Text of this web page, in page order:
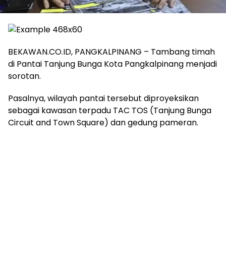
BEKAWAN.CO.ID, PANGKALPINANG – Tambang timah
di Pantai Tanjung Bunga Kota Pangkalpinang menjadi
sorotan.
Pasalnya, wilayah pantai tersebut diproyeksikan
sebagai kawasan terpadu TAC TOS (Tanjung Bunga
Circuit and Town Square) dan gedung pameran.